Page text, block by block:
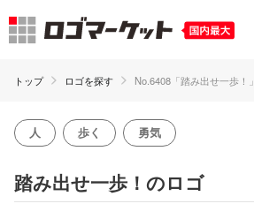
トップ ロゴを探す No.6408「踏み出せ一歩！」
人 歩く 勇気
踏み出せ一歩！ のロゴ